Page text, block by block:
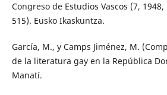
Congreso de Estudios Vascos (7,
515). Eusko Ikaskuntza.
García, M., y Camps Jiménez, M.
de la literatura gay en la República
Manatí.